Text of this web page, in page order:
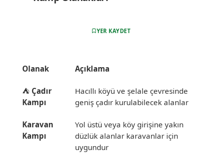
YER KAYDET
Olanak Açıklama
⛺ Çadır
Kampı
Hacıllı köyü ve şelale çevresinde
geniş çadır kurulabilecek alanlar
Karavan
Kampı
Yol üstü veya köy girişine yakın
düzlük alanlar karavanlar için
uygundur